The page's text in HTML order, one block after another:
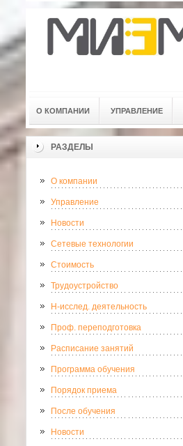
О КОМПАНИИ УПРАВЛЕНИЕ
РАЗДЕЛЫ
О компании
Управление
Новости
Сетевые технологии
Стоимость
Трудоустройство
Н-исслед. деятельность
Проф. переподготовка
Расписание занятий
Программа обучения
Порядок приема
После обучения
Новости